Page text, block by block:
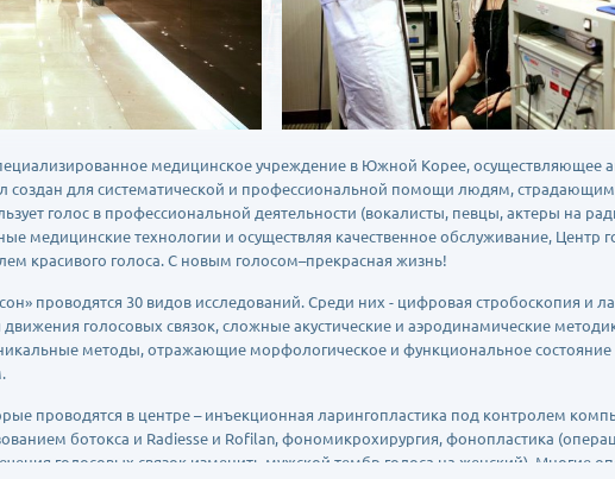
медицинское учреждение в Южной Корее, осуществляющее
создан для систематической и профессиональной помощи людям,
голос в профессиональной деятельности (вокалисты, певцы, актеры на
медицинские технологии и осуществляя качественное обслуживание, Центр
красивого голоса. С новым голосом–прекрасная жизнь!
проводятся 30 видов исследований. Среди них - цифровая стробоскопия и
движения голосовых связок, сложные акустические и аэродинамические
методы, отражающие морфологическое и функциональное состояние
проводятся в центре – инъекционная ларингопластика под контролем
ботокса и Radiesse и Rofilan, фономикрохирургия, фонопластика
голосовых связок изменить мужской тембр голоса на женский). Многие